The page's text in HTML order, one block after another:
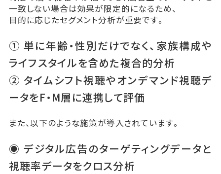
一致しない場合は効果が限定的になるため、
目的に応じたセグメント分析が重要です。
① 単に年齢・性別だけでなく、家族構成や
ライフスタイルを含めた複合的分析
② タイムシフト視聴やオンデマンド視聴デ
ータをF・M層に連携して評価
また、以下のような施策が導入されています。
◉ デジタル広告のターゲティングデータと
視聴率データをクロス分析